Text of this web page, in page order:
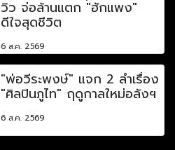
วิว จ่อล้านแตก "ฮักแพง"
ดีใจสุดชีวิต
6 ส.ค. 2569
"พ่อวีระพงษ์" แจก 2 ลำเรื่อง
"ศิลปินภูไท" ฤดูกาลใหม่อลังฯ
6 ส.ค. 2569